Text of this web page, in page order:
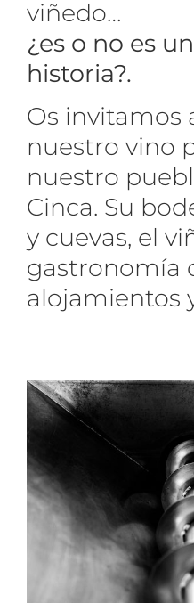
viñedo…
¿es o no es
historia?.
Os invitamos
nuestro vino
nuestro
Cinca. Su
y cuevas, el
gastronomía
alojamientos